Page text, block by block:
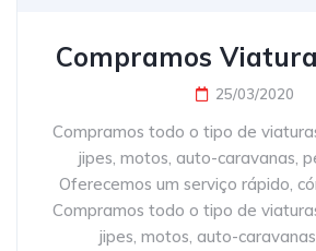
Compramos
25/03/2020
Compramos todo o tipo de
jipes, motos, auto-caravanas,
Oferecemos um serviço rápido,
Compramos todo o tipo de
jipes, motos, auto-